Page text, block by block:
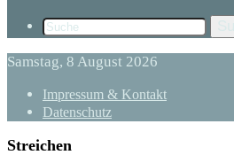
Samstag, 8 August 2026
Impressum & Kontakt
Datenschutz
Streichen